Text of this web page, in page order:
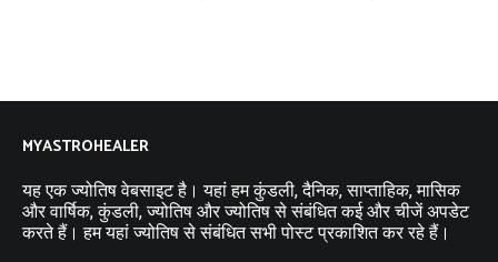
MYASTROHEALER
यह एक ज्योतिष वेबसाइट है। यहां हम कुंडली, दैनिक, साप्ताहिक, मासिक
और वार्षिक, कुंडली, ज्योतिष और ज्योतिष से संबंधित कई और चीजें अपडेट
करते हैं। हम यहां ज्योतिष से संबंधित सभी पोस्ट प्रकाशित कर रहे हैं।